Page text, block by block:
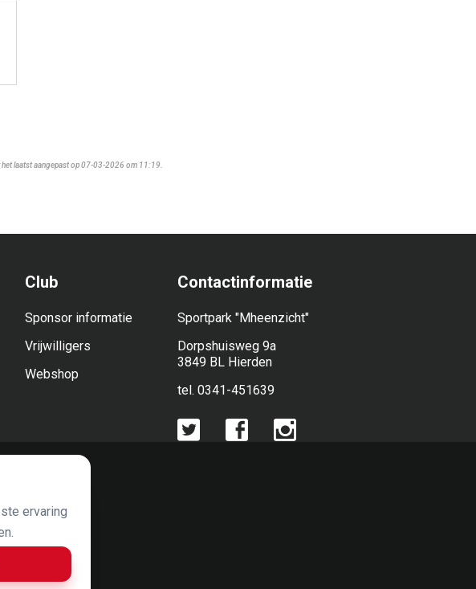
laatst aangepast op 07-03-2026 om 11:19.
Club
Sponsor informatie
Vrijwilligers
Webshop
Contactinformatie
Sportpark "Mheenzicht"
Dorpshuisweg 9a
3849 BL Hierden
tel. 0341-451639
doorGrafyska
Haan
ervaring